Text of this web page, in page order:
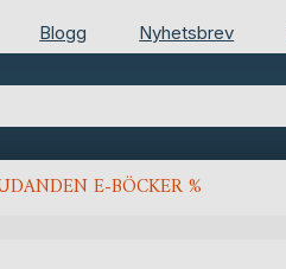
Blogg Nyhetsbrev
E-BÖCKER %